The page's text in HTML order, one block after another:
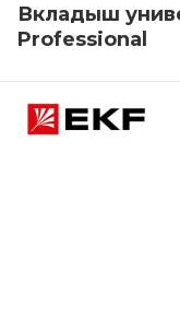
Вкладыш
Professional